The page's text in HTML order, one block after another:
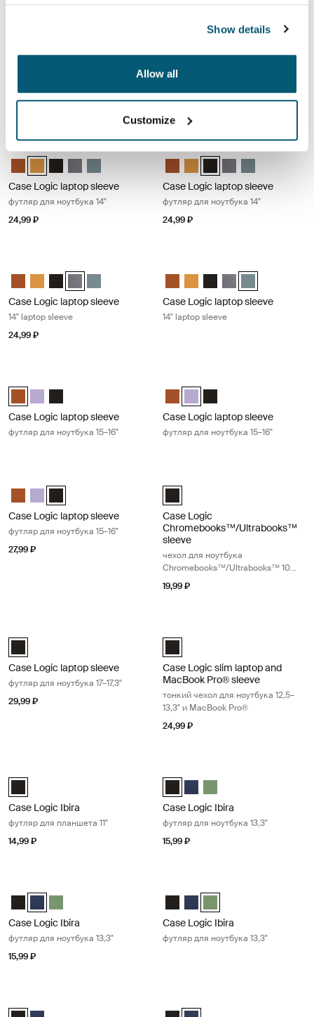
Show details
Allow all
Customize
Case Logic MacBook® laptop sleeve чехол для ноутбука MacBook®
sleeve
24,99 ₽
Case Logic laptop sleeve футляр
Case Logic laptop sleeve футляр для ноутбука 14" Buckthorn
Case Logic 14" laptop sleeve Rustic Amber
Case Logic 14" laptop sleeve Buckthorn (selected)
Case Logic 14" laptop sleeve Чёрный
Case Logic 14" laptop sleeve Графит
Case Logic 14" laptop sleeve Arona Blue
Case Logic laptop sleeve
футляр для ноутбука 14"
24,99 ₽
Case Logic laptop sleeve футляр
Case Logic 14" laptop sleeve
Case Logic 14" laptop sleeve
Case Logic 14" laptop
Case Logic 14"
Case Logic 14"
Case Logic laptop sleeve
футляр для ноутбука 14"
24,99 ₽
Case Logic 14" laptop sleeve Rustic Amber
Case Logic 14" laptop sleeve Buckthorn
Case Logic 14" laptop sleeve Чёрный
Case Logic 14" laptop sleeve Графит (selected)
Case Logic 14" laptop sleeve Arona Blue
Case Logic laptop sleeve
14" laptop sleeve
24,99 ₽
Case Logic 14" laptop sleeve
Case Logic 14" laptop sleeve
Case Logic 14" laptop
Case Logic 14"
Case Logic 14"
Case Logic laptop sleeve
14" laptop sleeve
Case Logic 15-16" Laptop Sleeve Rustic Amber (selected)
Case Logic 15-16" Laptop Sleeve Lilac
Case Logic 15-16" Laptop Sleeve Чёрный
Case Logic laptop sleeve
футляр для ноутбука 15–16"
Case Logic 15-16" Laptop
Case Logic 15-16" Laptop
Case Logic 15-16"
Case Logic laptop sleeve
футляр для ноутбука 15–16"
Case Logic 15-16" Laptop Sleeve Rustic Amber
Case Logic 15-16" Laptop Sleeve Lilac
Case Logic 15-16" Laptop Sleeve Чёрный (selected)
Case Logic laptop sleeve
футляр для ноутбука 15–16"
27,99 ₽
Case Logic 10-11.6"
Case Logic
Chromebooks™/Ultrabooks™
sleeve
чехол для ноутбука
Chromebooks™/Ultrabooks™ 10–
11,6"
19,99 ₽
Case Logic 17-17.3" Laptop Sleeve Чёрный (selected)
Case Logic laptop sleeve
футляр для ноутбука 17–17,3"
29,99 ₽
Case Logic 12.5" - 13.3" Slim
Case Logic slim laptop and
MacBook Pro® sleeve
тонкий чехол для ноутбука 12,5–
13,3" и MacBook Pro®
24,99 ₽
Case Logic Ibira Laptop Sleeve Чёрный (selected)
Case Logic Ibira
футляр для планшета 11"
14,99 ₽
Case Logic Ibira Laptop Sleeve
Case Logic Ibira Laptop
Case Logic Ibira Laptop
Case Logic Ibira
футляр для ноутбука 13,3"
15,99 ₽
Case Logic Ibira Laptop Sleeve Чёрный
Case Logic Ibira Laptop Sleeve Платье синее (selected)
Case Logic Ibira Laptop Sleeve Islay Green
Case Logic Ibira
футляр для ноутбука 13,3"
15,99 ₽
Case Logic Ibira Laptop Sleeve
Case Logic Ibira Laptop
Case Logic Ibira Laptop
Case Logic Ibira
футляр для ноутбука 13,3"
Case Logic Ibira Laptop Sleeve Чёрный (selected)
Case Logic Ibira Laptop Sleeve Платье синееCase Logic Ibira Laptop Sleeve
Case Logic Ibira Laptop